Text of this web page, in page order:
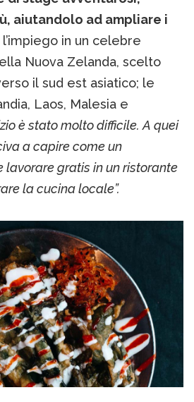
aiutandolo ad ampliare i
l’impiego in un celebre
Nuova Zelanda, scelto
il sud est asiatico; le
Laos, Malesia e
è stato molto difficile. A quei
a capire come un
lavorare gratis in un ristorante
la cucina locale”.